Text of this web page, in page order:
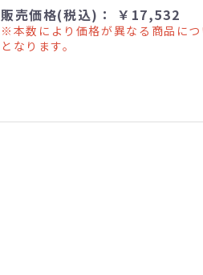
販売価格(税込)： ￥17,532
※本数により価格が異なる商品に
となります。